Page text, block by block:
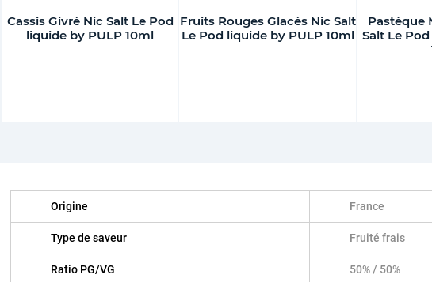
Cassis Givré Nic Salt Le Pod
liquide by PULP 10ml
Fruits Rouges Glacés Nic Salt
Le Pod liquide by PULP 10ml
Pastèque
Salt Le
Origine France
Type de saveur Fruité frais
Ratio PG/VG 50% / 50%